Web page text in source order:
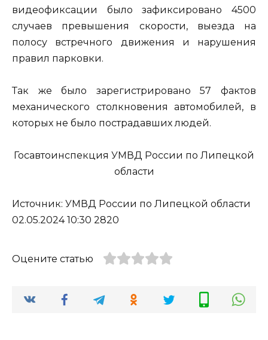
видеофиксации было зафиксировано 4500
случаев превышения скорости, выезда на
полосу встречного движения и нарушения
правил парковки.
Так же было зарегистрировано 57 фактов
механического столкновения автомобилей, в
которых не было пострадавших людей.
Госавтоинспекция УМВД России по Липецкой
области
Источник: УМВД России по Липецкой области
02.05.2024 10:30 2820
Оцените статью